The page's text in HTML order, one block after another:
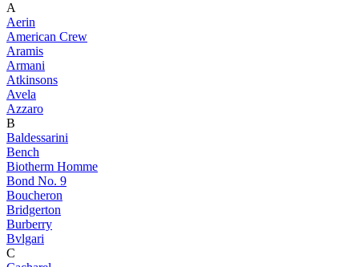
A
Aerin
American Crew
Aramis
Armani
Atkinsons
Avela
Azzaro
B
Baldessarini
Bench
Biotherm Homme
Bond No. 9
Boucheron
Bridgerton
Burberry
Bvlgari
C